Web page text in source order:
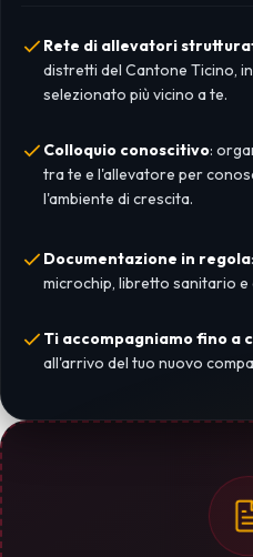
Rete di allevatori
distretti del Cantone Ticino,
selezionato più vicino a te.
Colloquio conoscitivo:
tra te e l'allevatore per
l'ambiente di crescita.
Documentazione in regola
microchip, libretto sanitario e
Ti accompagniamo fino a
all'arrivo del tuo nuovo